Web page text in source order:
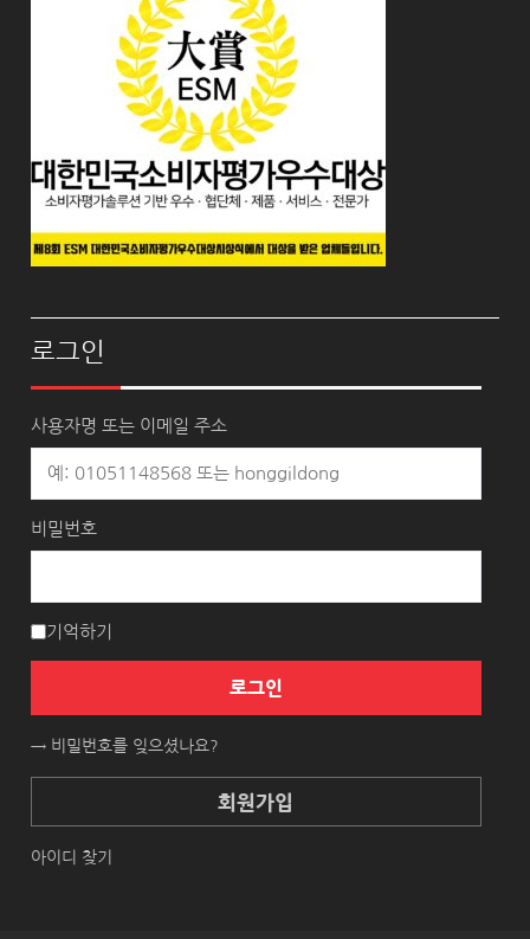
로그인
사용자명 또는 이메일 주소
비밀번호
기억하기
로그인
→ 비밀번호를 잊으셨나요?
회원가입
아이디 찾기